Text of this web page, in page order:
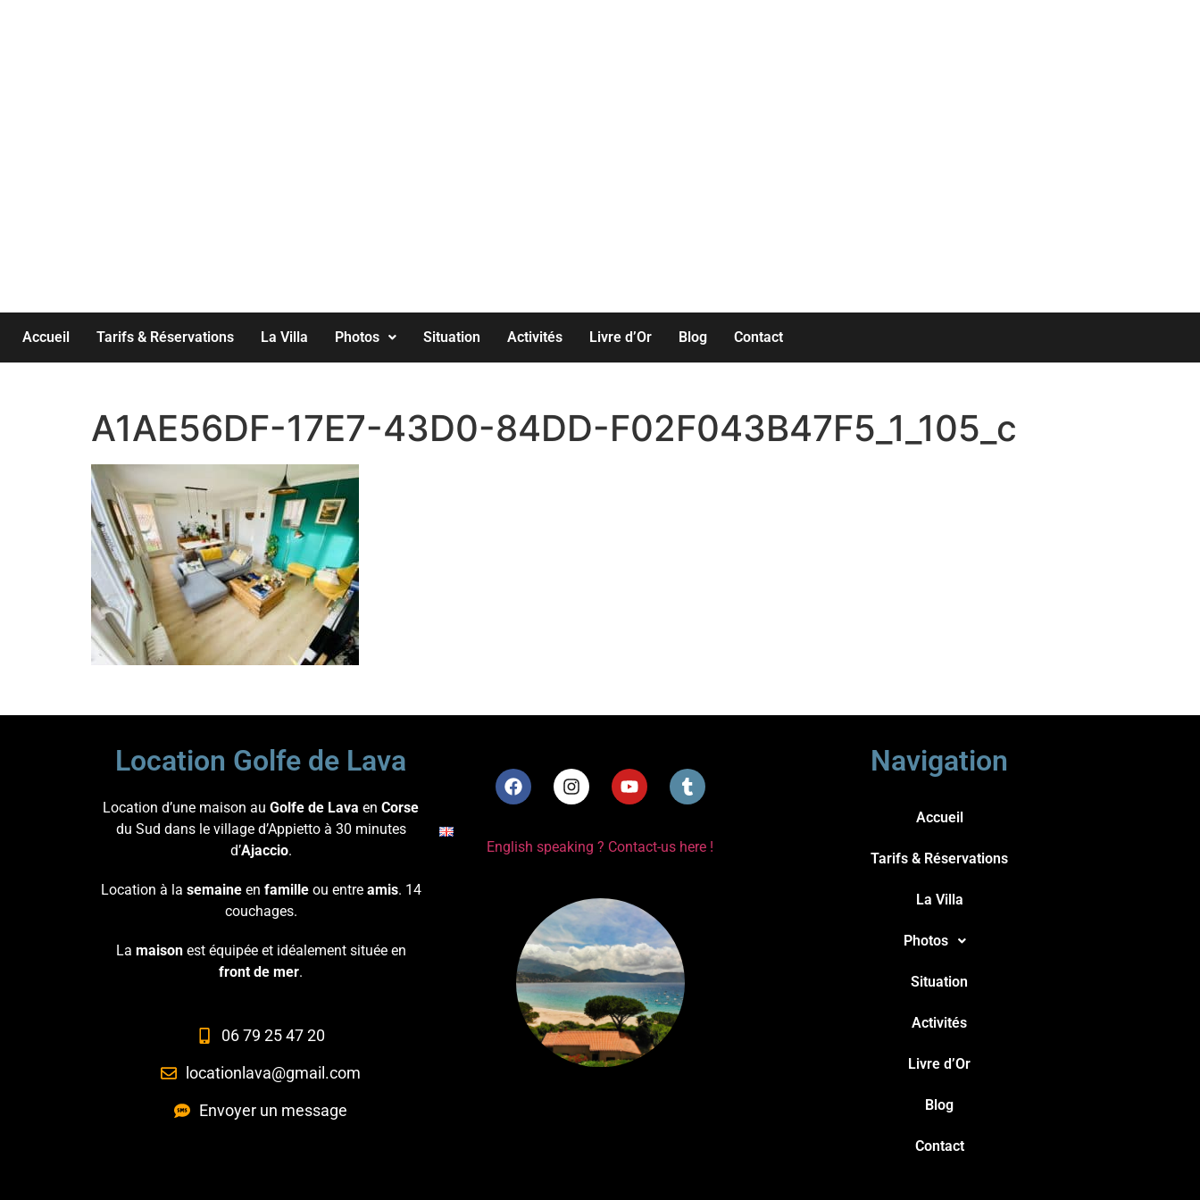
Accueil Tarifs & Réservations La Villa Photos Situation Activités Livre d’Or Blog Contact
A1AE56DF-17E7-43D0-84DD-F02F043B47F5_1_105_c
Location Golfe de Lava
Location d’une maison au Golfe de Lava en Corse
du Sud dans le village d’Appietto à 30 minutes
d’Ajaccio.
Location à la semaineen familleou entre amis. 14
couchages.
La maisonest équipée et idéalement située en
front de mer.
06 79 25 47 20
locationlava@gmail.com
Envoyer un message
English speaking ? Contact-us here !
Navigation
Accueil
Tarifs & Réservations
La Villa
Photos
Situation
Activités
Livre d’Or
Blog
Contact